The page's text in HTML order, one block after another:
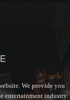
We provide you
entertainment industry.